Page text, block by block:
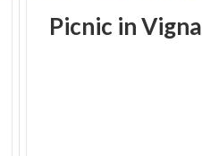
Picnic inVigna